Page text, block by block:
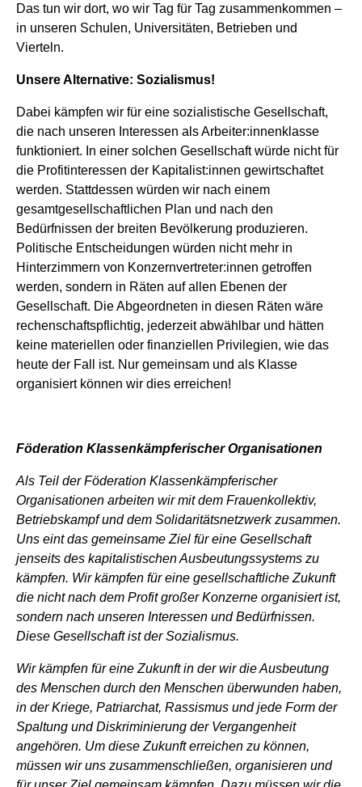
Das tun wir dort, wo wir Tag für Tag zusammenkommen –
in unseren Schulen, Universitäten, Betrieben und
Vierteln.
Unsere Alternative: Sozialismus!
Dabei kämpfen wir für eine sozialistische Gesellschaft,
die nach unseren Interessen als Arbeiter:innenklasse
funktioniert. In einer solchen Gesellschaft würde nicht für
die Profitinteressen der Kapitalist:innen gewirtschaftet
werden. Stattdessen würden wir nach einem
gesamtgesellschaftlichen Plan und nach den
Bedürfnissen der breiten Bevölkerung produzieren.
Politische Entscheidungen würden nicht mehr in
Hinterzimmern von Konzernvertreter:innen getroffen
werden, sondern in Räten auf allen Ebenen der
Gesellschaft. Die Abgeordneten in diesen Räten wäre
rechenschaftspflichtig, jederzeit abwählbar und hätten
keine materiellen oder finanziellen Privilegien, wie das
heute der Fall ist. Nur gemeinsam und als Klasse
organisiert können wir dies erreichen!
Föderation Klassenkämpferischer Organisationen
Als Teil der Föderation Klassenkämpferischer
Organisationen arbeiten wir mit dem Frauenkollektiv,
Betriebskampf und dem Solidaritätsnetzwerk zusammen.
Uns eint das gemeinsame Ziel für eine Gesellschaft
jenseits des kapitalistischen Ausbeutungssystems zu
kämpfen. Wir kämpfen für eine gesellschaftliche Zukunft
die nicht nach dem Profit großer Konzerne organisiert ist,
sondern nach unseren Interessen und Bedürfnissen.
Diese Gesellschaft ist der Sozialismus.
Wir kämpfen für eine Zukunft in der wir die Ausbeutung
des Menschen durch den Menschen überwunden haben,
in der Kriege, Patriarchat, Rassismus und jede Form der
Spaltung und Diskriminierung der Vergangenheit
angehören. Um diese Zukunft erreichen zu können,
müssen wir uns zusammenschließen, organisieren und